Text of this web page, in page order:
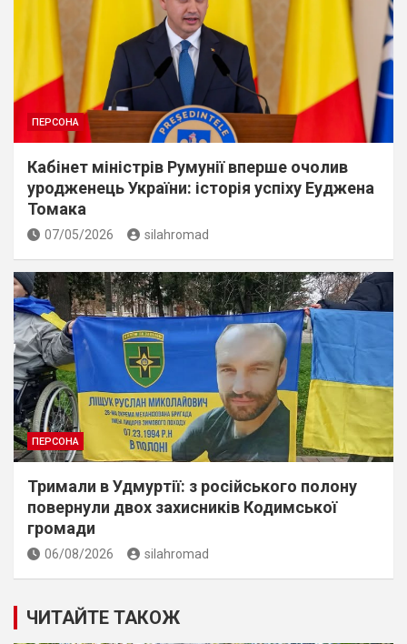
ПЕРСОНА
Кабінет міністрів Румунії вперше очолив
уродженець України: історія успіху Еуджена
Томака
07/05/2026 silahromad
ПЕРСОНА
Тримали в Удмуртії: з російського полону
повернули двох захисників Кодимської
громади
06/08/2026 silahromad
ЧИТАЙТЕ ТАКОЖ